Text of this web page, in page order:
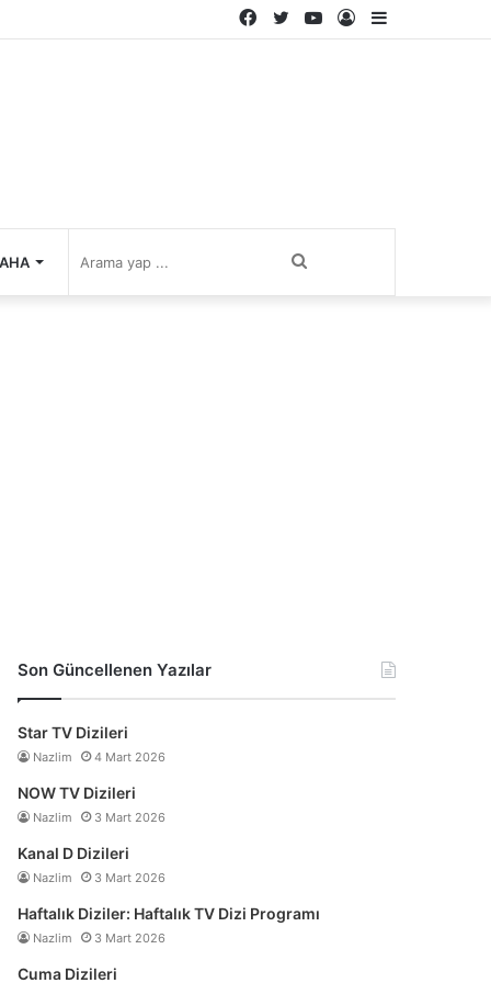
Kenar
Kayıt
YouTube
Twitter
Facebook
Son Güncellenen Yazılar
Star TV Dizileri
Nazlim 4 Mart 2026
NOW TV Dizileri
Nazlim 3 Mart 2026
Kanal D Dizileri
Nazlim 3 Mart 2026
Haftalık Diziler: Haftalık TV Dizi Programı
Nazlim 3 Mart 2026
Cuma Dizileri